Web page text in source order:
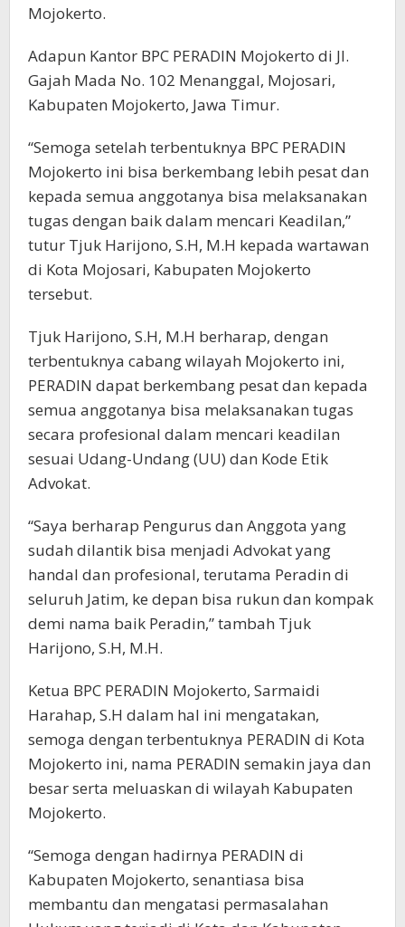
Mojokerto.
Adapun Kantor BPC PERADIN Mojokerto di Jl.
Gajah Mada No. 102 Menanggal, Mojosari,
Kabupaten Mojokerto, Jawa Timur.
“Semoga setelah terbentuknya BPC PERADIN
Mojokerto ini bisa berkembang lebih pesat dan
kepada semua anggotanya bisa melaksanakan
tugas dengan baik dalam mencari Keadilan,”
tutur Tjuk Harijono, S.H, M.H kepada wartawan
di Kota Mojosari, Kabupaten Mojokerto
tersebut.
Tjuk Harijono, S.H, M.H berharap, dengan
terbentuknya cabang wilayah Mojokerto ini,
PERADIN dapat berkembang pesat dan kepada
semua anggotanya bisa melaksanakan tugas
secara profesional dalam mencari keadilan
sesuai Udang-Undang (UU) dan Kode Etik
Advokat.
“Saya berharap Pengurus dan Anggota yang
sudah dilantik bisa menjadi Advokat yang
handal dan profesional, terutama Peradin di
seluruh Jatim, ke depan bisa rukun dan kompak
demi nama baik Peradin,” tambah Tjuk
Harijono, S.H, M.H.
Ketua BPC PERADIN Mojokerto, Sarmaidi
Harahap, S.H dalam hal ini mengatakan,
semoga dengan terbentuknya PERADIN di Kota
Mojokerto ini, nama PERADIN semakin jaya dan
besar serta meluaskan di wilayah Kabupaten
Mojokerto.
“Semoga dengan hadirnya PERADIN di
Kabupaten Mojokerto, senantiasa bisa
membantu dan mengatasi permasalahan